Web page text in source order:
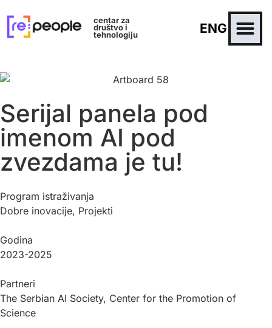
centar za
društvo i
tehnologiju ENG
Serijal panela pod
imenom AI pod
zvezdama je tu!
Program istraživanja
Dobre inovacije, Projekti
Godina
2023-2025
Partneri
The Serbian AI Society, Center for the Promotion of
Science